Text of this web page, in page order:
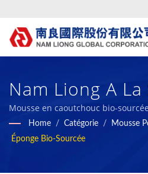
Nam Liong A
Sourcée Pour
Caoutchouc Et
Mousse en caoutchouc bio-
bio-sourcée / Nam Liong -
composites en mousse polymère.
Home / Catégorie / Mousse
Éponge Bio-Sourcée